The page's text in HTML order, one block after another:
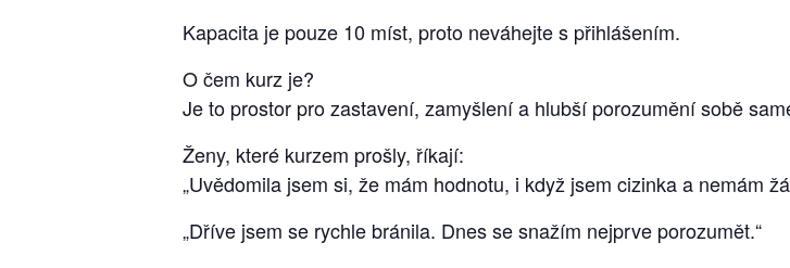
Kapacita je pouze 10 míst, proto neváhejte s přihlášením.
O čem kurz je?
Je to prostor pro zastavení, zamyšlení a hlubší porozumění sobě
Ženy, které kurzem prošly, říkají:
„Uvědomila jsem si, že mám hodnotu, i když jsem cizinka a nemám
„Dříve jsem se rychle bránila. Dnes se snažím nejprve porozumět.“